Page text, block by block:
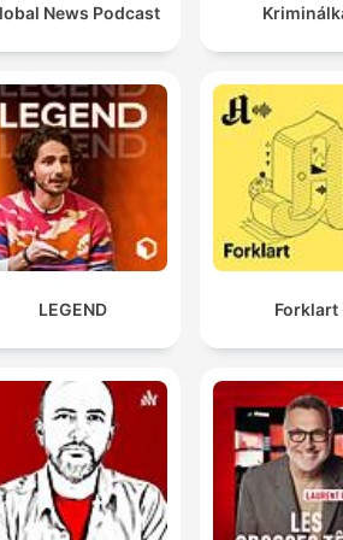
News Podcast
LEGEND Forklart